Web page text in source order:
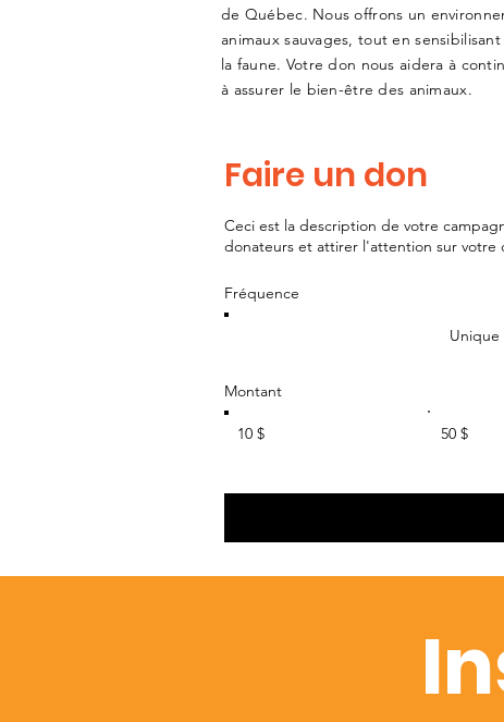
de Québec. Nous offrons un
animaux sauvages, tout en
la faune. Votre don nous aidera à
à assurer le bien-être des animaux.
Faire un don
Ceci est la description de votre
donateurs et attirer l'attention sur votre
Fréquence
Unique
Montant
10 $ 50 $